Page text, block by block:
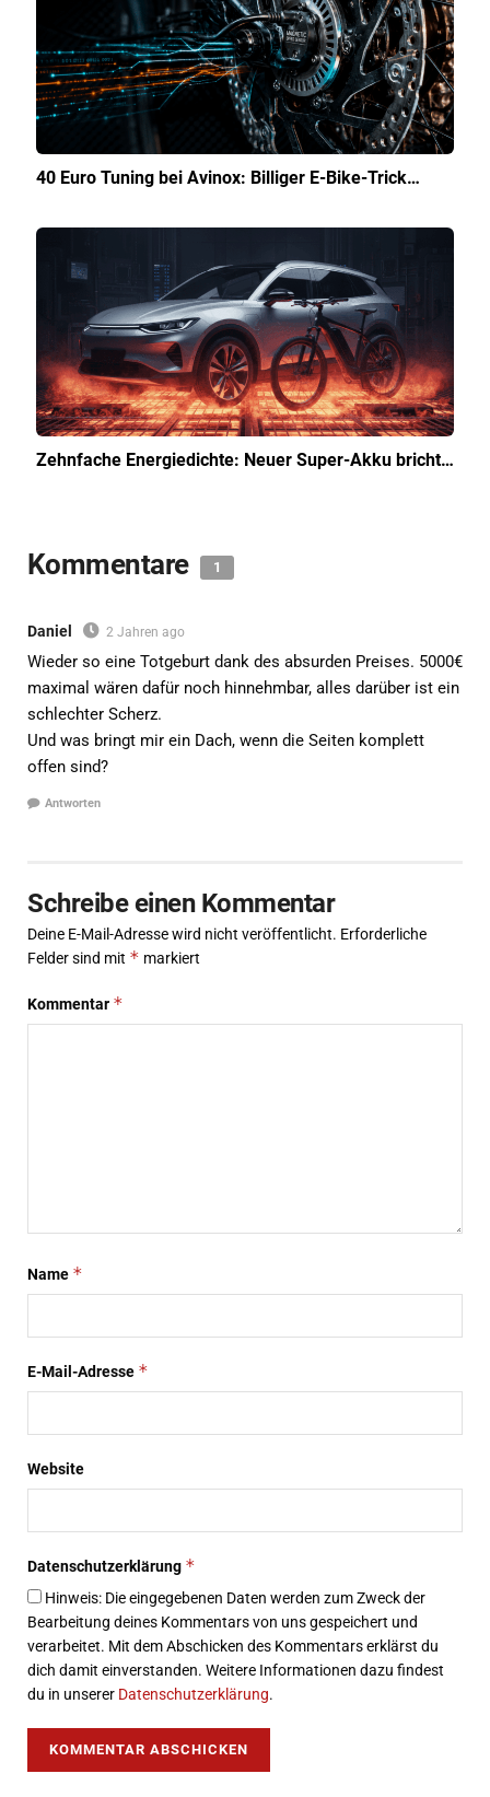
40 Euro Tuning bei Avinox: Billiger E-Bike-Trick…
Zehnfache Energiedichte: Neuer Super-Akku bricht…
Kommentare 1
Daniel 2 Jahren ago
Wieder so eine Totgeburt dank des absurden Preises. 5000€
maximal wären dafür noch hinnehmbar, alles darüber ist ein
schlechter Scherz.
Und was bringt mir ein Dach, wenn die Seiten komplett
offen sind?
Antworten
Schreibe einen Kommentar
Deine E-Mail-Adresse wird nicht veröffentlicht. Erforderliche
Felder sind mit * markiert
Kommentar *
Name *
E-Mail-Adresse *
Website
Datenschutzerklärung *
Hinweis: Die eingegebenen Daten werden zum Zweck der
Bearbeitung deines Kommentars von uns gespeichert und
verarbeitet. Mit dem Abschicken des Kommentars erklärst du
dich damit einverstanden. Weitere Informationen dazu findest
du in unserer Datenschutzerklärung.